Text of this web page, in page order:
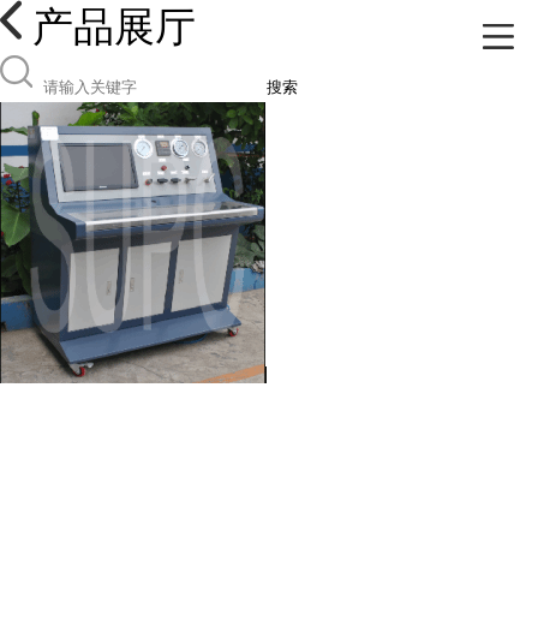
产品展厅
搜索